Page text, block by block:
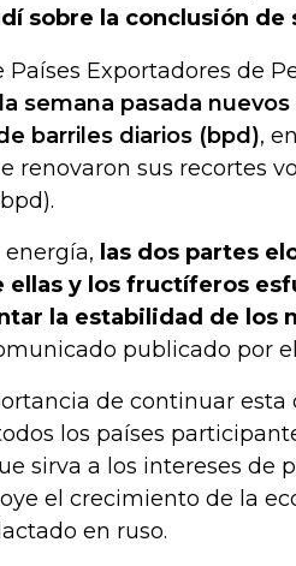
sobre la conclusión de
Exportadores de
semana pasada
barriles diarios (bpd),
renovaron sus recortes
las dos partes
y los fructíferos
la estabilidad de los
publicado por
de continuar esta
los países
sirva a los intereses de
el crecimiento de la
en ruso.